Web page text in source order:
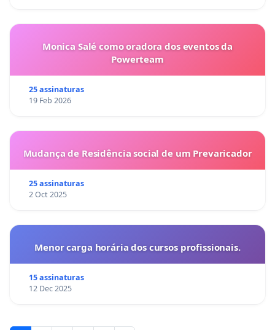
Monica Salé como oradora dos eventos da
Powerteam
25 assinaturas
19 Feb 2026
Mudança de Residência social de um Prevaricador
25 assinaturas
2 Oct 2025
Menor carga horária dos cursos profissionais.
15 assinaturas
12 Dec 2025